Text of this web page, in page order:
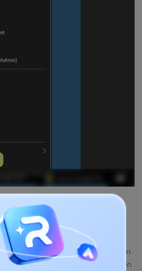
que se abre, dirígete al panel
categorías. Aquí encontrarás el
deben ser actualizados.
del dispositivo, haz clic con el botón
el software del controlador" en